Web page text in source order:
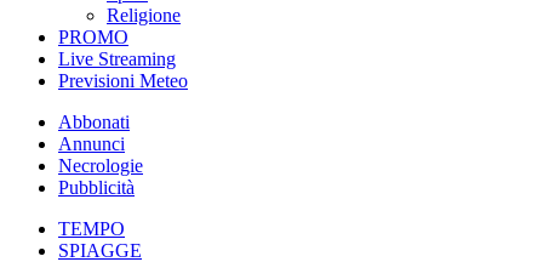
Religione
PROMO
Live Streaming
Previsioni Meteo
Abbonati
Annunci
Necrologie
Pubblicità
TEMPO
SPIAGGE